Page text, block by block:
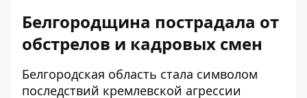
Белгородщина пострадала от
обстрелов и кадровых смен
Белгородская область стала символом
последствий кремлевской агрессии